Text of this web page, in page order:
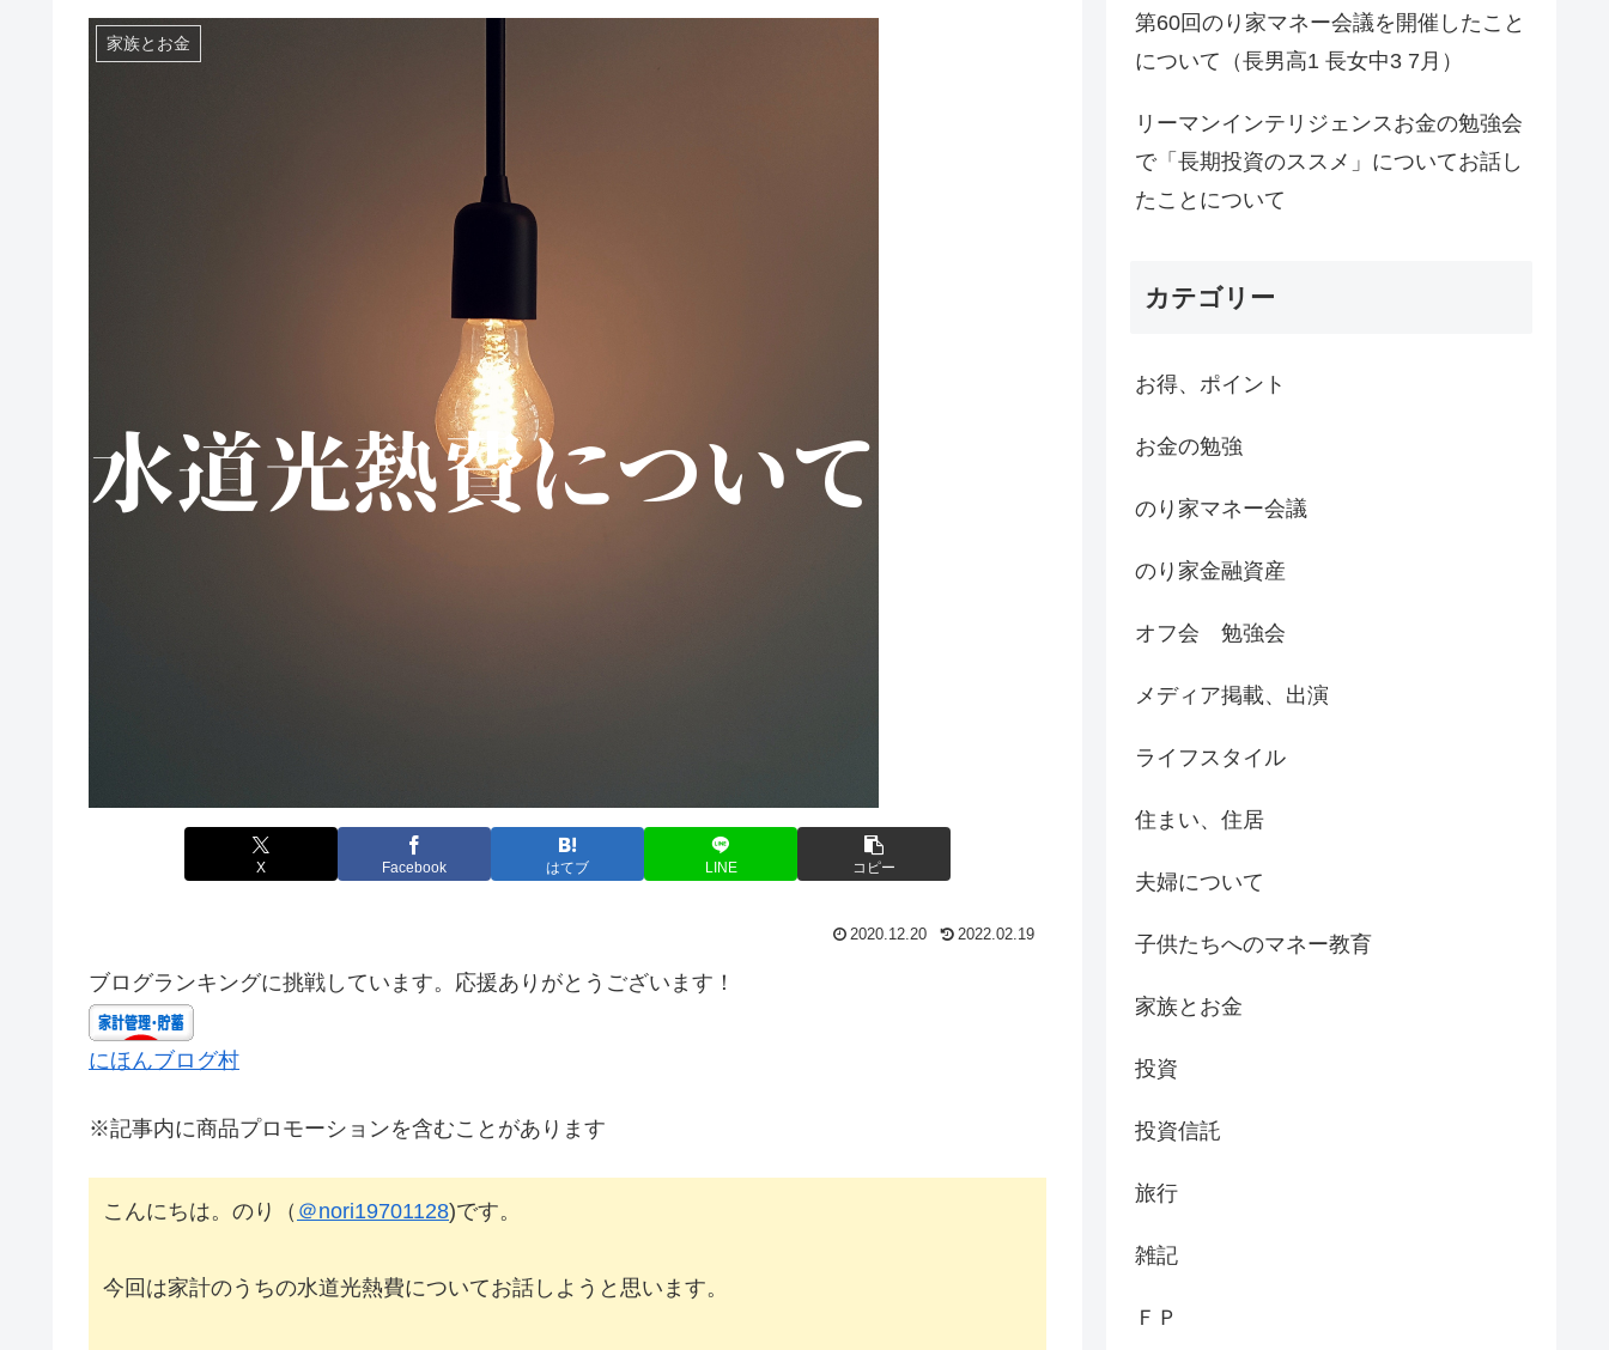
家族とお金
X Facebook はてブ LINE コピー
2020.12.20 2022.02.19
ブログランキングに挑戦しています。応援ありがとうございます！
にほんブログ村
※記事内に商品プロモーションを含むことがあります
こんにちは。のり（ ＠nori19701128)です。
今回は家計のうちの水道光熱費についてお話しようと思います。
第60回のり家マネー会議を開催したこと
について（長男高1 長女中3 7月）
リーマンインテリジェンスお金の勉強会
で「長期投資のススメ」についてお話し
たことについて
カテゴリー
お得、ポイント
お金の勉強
のり家マネー会議
のり家金融資産
オフ会 勉強会
メディア掲載、出演
ライフスタイル
住まい、住居
夫婦について
子供たちへのマネー教育
家族とお金
投資
投資信託
旅行
雑記
ＦＰ